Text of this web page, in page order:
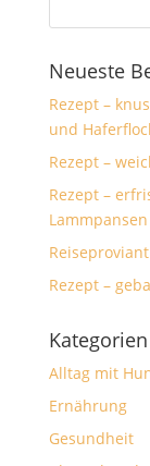
Neueste
Rezept –
und
Rezept –
Rezept –
Lammpansen
Rezept –
Kategorien
Alltag mit
Ernährung
Gesundheit